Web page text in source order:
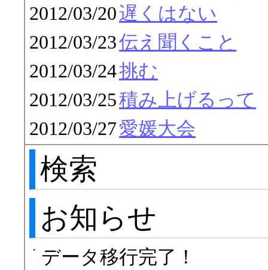
2012/03/20遅くはない
2012/03/23伝え聞くこと
2012/03/24挑む
2012/03/25積み上げるって
2012/03/27愛媛大会
検索
お知らせ
・
データ移行完了！